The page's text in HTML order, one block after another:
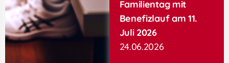
Familientag mit
Benefizlauf am 11.
Juli 2026
24.06.2026